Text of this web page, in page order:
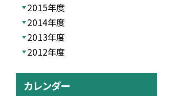
2015年度
2014年度
2013年度
2012年度
カレンダー